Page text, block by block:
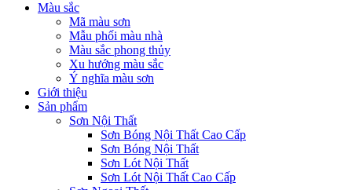
Màu sắc
Mã màu sơn
Mẫu phối màu nhà
Màu sắc phong thủy
Xu hướng màu sắc
Ý nghĩa màu sơn
Giới thiệu
Sản phẩm
Sơn Nội Thất
Sơn Bóng Nội Thất Cao Cấp
Sơn Bóng Nội Thất
Sơn Lót Nội Thất
Sơn Lót Nội Thất Cao Cấp